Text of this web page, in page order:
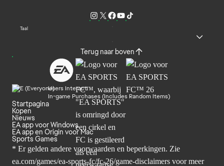
Taal
Terug naar boven
Users Interact
In-game Purchases (Includes Random Items)
Startpagina
Kopen
Nieuws
EA app voor Windows
EA app en Origin voor Mac
Sports Games
* Er gelden andere voorwaarden en beperkingen. Zie
ea.com/games/ea-sports-fc/fc-26/game-disclaimers voor meer